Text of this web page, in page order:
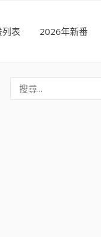
表 2026年新番